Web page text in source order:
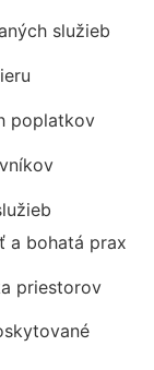
služieb
poplatkov
a bohatá prax
priestorov